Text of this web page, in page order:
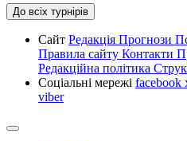
До всіх турнірів
Сайт Редакція Прогнози
Правила сайту Контакти
Редакційна політика
Соціальні мережі facebook
viber